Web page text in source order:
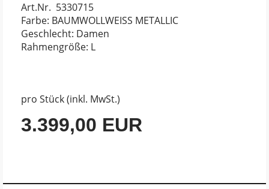
Art.Nr. 5330715
Farbe: BAUMWOLLWEISS METALLIC
Geschlecht: Damen
Rahmengröße: L
pro Stück (inkl. MwSt.)
3.399,00 EUR